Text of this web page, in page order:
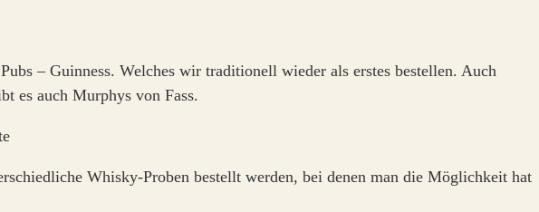
– Guinness. Welches wir traditionell wieder als erstes bestellen. Auch
es auch Murphys von Fass.
Whisky-Proben bestellt werden, bei denen man die Möglichkeit hat